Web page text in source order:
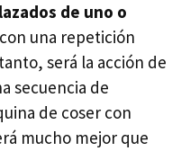
de uno o
una repetición
será la acción de
secuencia de
de coser con
mucho mejor que